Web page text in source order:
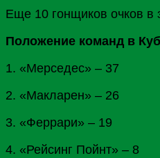
Еще 10 гонщиков очков в
Положение команд в
1. «Мерседес» – 37
2. «Макларен» – 26
3. «Феррари» – 19
4. «Рейсинг Пойнт» – 8